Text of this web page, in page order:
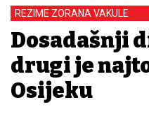
REZIME ZORANA VAKULE
Dosadašnji
drugi je
Osijeku